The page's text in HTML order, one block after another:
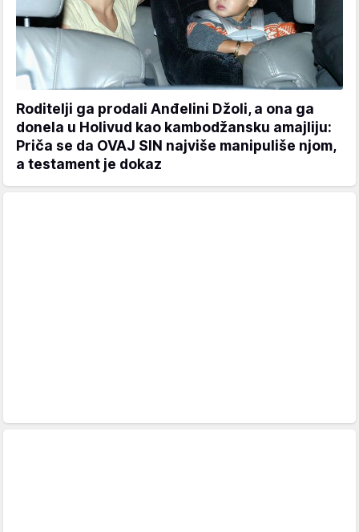
Roditelji ga prodali Anđelini Džoli, a ona ga
donela u Holivud kao kambodžansku amajliju:
Priča se da OVAJ SIN najviše manipuliše njom,
a testament je dokaz